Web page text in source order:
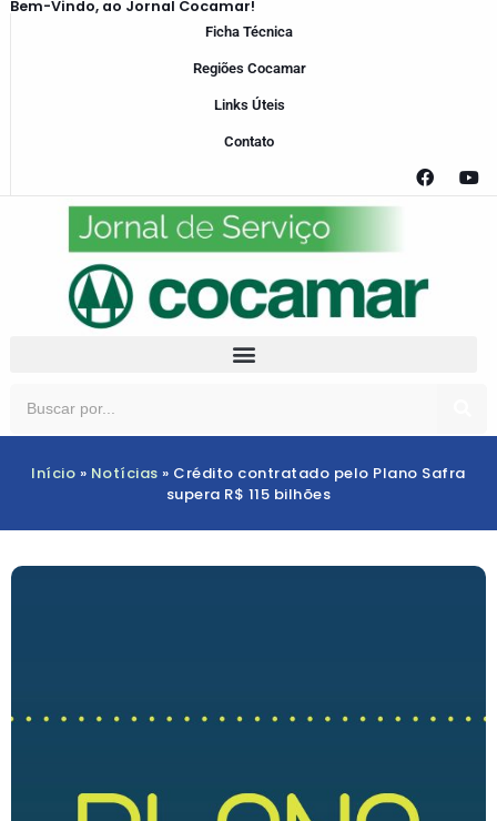
Bem-Vindo, ao Jornal Cocamar!
Ficha Técnica
Regiões Cocamar
Links Úteis
Contato
Início » Notícias » Crédito contratado pelo Plano Safra
supera R$ 115 bilhões